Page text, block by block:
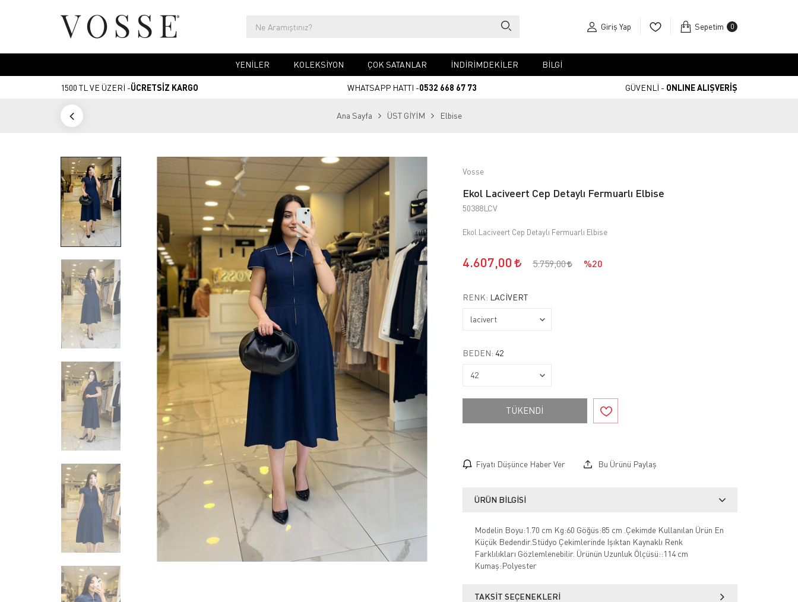
Giriş Yap Sepetim 0
YENİLER KOLEKSİYON ÇOK SATANLAR İNDİRİMDEKİLER BİLGİ
1500 TL VE ÜZERİ -ÜCRETSİZ KARGO WHATSAPP HATTI -0532 668 67 73 GÜVENLİ - ONLINE ALIŞVERİŞ
Ana Sayfa ÜST GİYİM Elbise
Vosse
Ekol Laciveert Cep Detaylı Fermuarlı Elbise
50388LCV
Ekol Laciveert Cep Detaylı Fermuarlı Elbise
4.607,00 5.759,00 %20
RENK: LACIVERT
BEDEN: 42
TÜKENDİ
Fiyatı Düşünce Haber Ver Bu Ürünü Paylaş
ÜRÜN BILGISI
Modelin Boyu:1.70 cm Kg:60 Göğüs:85 cm .Çekimde Kullanılan Ürün En
Küçük Bedendir.Stüdyo Çekimlerinde Işıktan Kaynaklı Renk
Farklılıkları Gözlemlenebilir. Ürünün Uzunluk Ölçüsü::114 cm
Kumaş:Polyester
TAKSIT SEÇENEKLERI